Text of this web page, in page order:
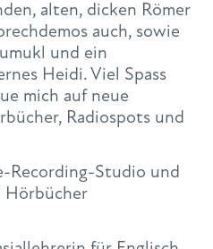
alten, dicken Römer
auch, sowie
und ein
Heidi. Viel Spass
mich auf neue
Radiospots und
Recording-Studio und
Hörbücher